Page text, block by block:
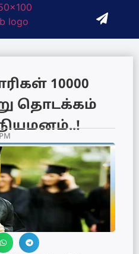
10000
தொடக்கம்